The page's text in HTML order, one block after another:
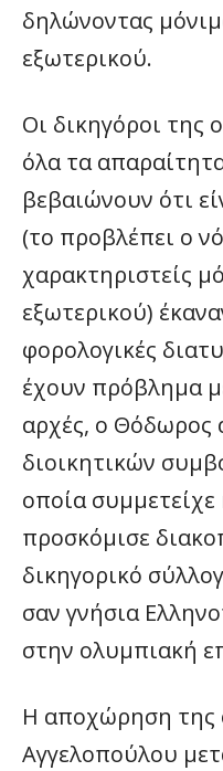
δηλώνοντας
εξωτερικού.
Οι δικηγόροι της
όλα τα
βεβαιώνουν ότι
(το προβλέπει ο
χαρακτηριστείς
εξωτερικού)
φορολογικές
έχουν πρόβλημα
αρχές, ο Θόδωρος
διοικητικών
οποία συμμετείχε
προσκόμισε
δικηγορικό
σαν γνήσια
στην ολυμπιακή
Η αποχώρηση της
Αγγελοπούλου